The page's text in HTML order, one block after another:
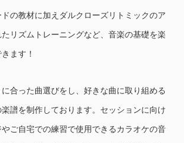
の教材に加えダルクローズリトミックのア
リズムトレーニングなど、音楽の基礎を楽
ます！
合った曲選びをし、好きな曲に取り組める
譜を制作しております。セッションに向け
ご自宅での練習で使用できるカラオケの音